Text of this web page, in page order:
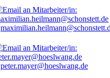
peter.mayer@hoeslwang.de